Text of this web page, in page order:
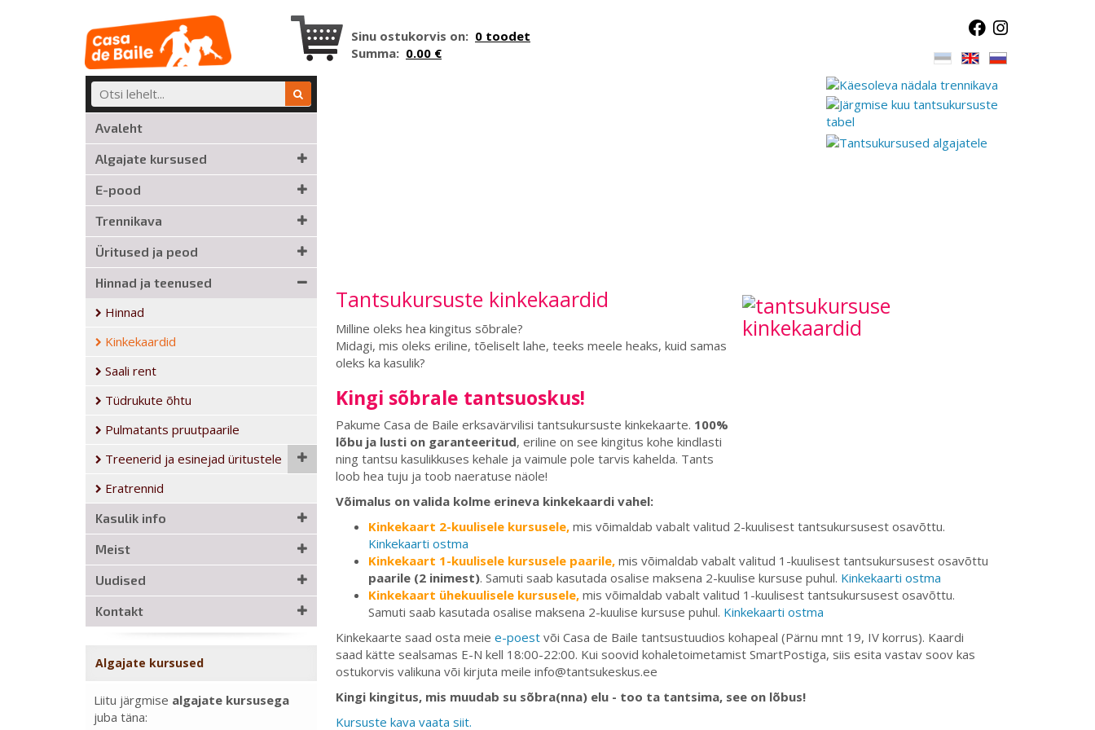
Sinu ostukorvis on: 0 toodet
Summa: 0.00 €
Avaleht
Algajate kursused
E-pood
Trennikava
Üritused ja peod
Hinnad ja teenused
Hinnad
Kinkekaardid
Saali rent
Tüdrukute õhtu
Pulmatants pruutpaarile
Treenerid ja esinejad üritustele
Eratrennid
Kasulik info
Meist
Uudised
Kontakt
Algajate kursused
Liitu järgmise algajate kursusega
juba täna:
Tantsukursuste kinkekaardid
Milline oleks hea kingitus sõbrale?
Midagi, mis oleks eriline, tõeliselt lahe, teeks meele heaks, kuid samas
oleks ka kasulik?
Kingi sõbrale tantsuoskus!
Pakume Casa de Baile erksavärvilisi tantsukursuste kinkekaarte. 100%
lõbu ja lusti on garanteeritud, eriline on see kingitus kohe kindlasti
ning tantsu kasulikkuses kehale ja vaimule pole tarvis kahelda. Tants
loob hea tuju ja toob naeratuse näole!
Võimalus on valida kolme erineva kinkekaardi vahel:
Kinkekaart 2-kuulisele kursusele,mis võimaldab vabalt valitud 2-kuulisest tantsukursusest osavõttu.
Kinkekaarti ostma
Kinkekaart 1-kuulisele kursusele paarile,mis võimaldab vabalt valitud 1-kuulisest tantsukursusest osavõttu
paarile (2 inimest). Samuti saab kasutada osalise maksena 2-kuulise kursuse puhul. Kinkekaarti ostma
Kinkekaart ühekuulisele kursusele,mis võimaldab vabalt valitud 1-kuulisest tantsukursusest osavõttu.
Samuti saab kasutada osalise maksena 2-kuulise kursuse puhul. Kinkekaarti ostma
Kinkekaarte saad osta meie e-poestvõi Casa de Baile tantsustuudios kohapeal (Pärnu mnt 19, IV korrus). Kaardi
saad kätte sealsamas E-N kell 18:00-22:00. Kui soovid kohaletoimetamist SmartPostiga, siis esita vastav soov kas
ostukorvis valikuna või kirjuta meile info@tantsukeskus.ee
Kingi kingitus, mis muudab su sõbra(nna) elu - too ta tantsima, see on lõbus!
Kursuste kava vaata siit.